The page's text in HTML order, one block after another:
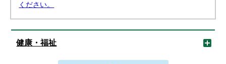
ください。
健康・福祉